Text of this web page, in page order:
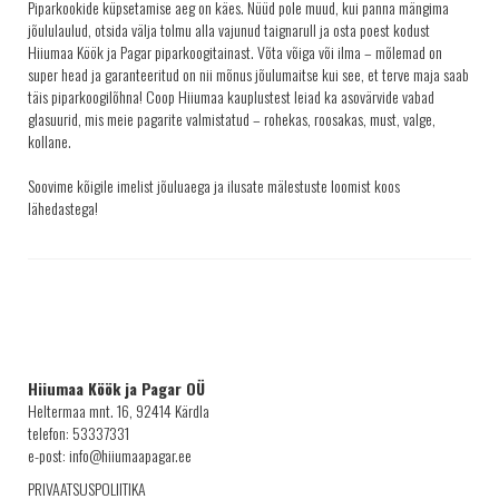
KRINGLID
SAIAD
PEOLAUA TOOTED
TORDID
KONTAKT
AJALUGU
MÜÜGIKOHAD
Piparkookide küpsetamise aeg on käes. Nüüd pole muud, kui panna mängima
jõululaulud, otsida välja tolmu alla vajunud taignarull ja osta poest kodust
Hiiumaa Köök ja Pagar piparkoogitainast. Võta võiga või ilma – mõlemad on
super head ja garanteeritud on nii mõnus jõulumaitse kui see, et terve maja saab
täis piparkoogilõhna! Coop Hiiumaa kauplustest leiad ka asovärvide vabad
glasuurid, mis meie pagarite valmistatud – rohekas, roosakas, must, valge,
kollane.
Soovime kõigile imelist jõuluaega ja ilusate mälestuste loomist koos
lähedastega!
Hiiumaa Köök ja Pagar OÜ
Heltermaa mnt. 16, 92414 Kärdla
telefon: 53337331
e-post: info@hiiumaapagar.ee
PRIVAATSUSPOLIITIKA